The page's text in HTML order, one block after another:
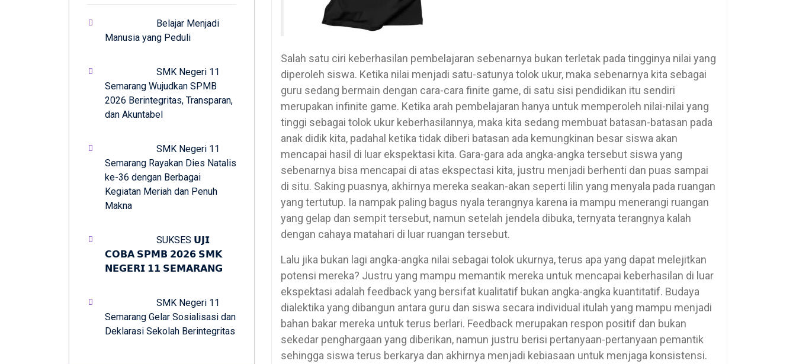
Salah satu ciri keberhasilan pembelajaran sebenarnya bukan terletak pada tingginya nilai yang
diperoleh siswa. Ketika nilai menjadi satu-satunya tolok ukur, maka sebenarnya kita sebagai
guru sedang bermain dengan cara-cara finite game, di satu sisi pendidikan itu sendiri
merupakan infinite game. Ketika arah pembelajaran hanya untuk memperoleh nilai-nilai yang
tinggi sebagai tolok ukur keberhasilannya, maka kita sedang membuat batasan-batasan pada
anak didik kita, padahal ketika tidak diberi batasan ada kemungkinan besar siswa akan
mencapai hasil di luar ekspektasi kita. Gara-gara ada angka-angka tersebut siswa yang
sebenarnya bisa mencapai di atas ekspectasi kita, justru menjadi berhenti dan puas sampai
di situ. Saking puasnya, akhirnya mereka seakan-akan seperti lilin yang menyala pada ruangan
yang tertutup. Ia nampak paling bagus nyala terangnya karena ia mampu menerangi ruangan
yang gelap dan sempit tersebut, namun setelah jendela dibuka, ternyata terangnya kalah
dengan cahaya matahari di luar ruangan tersebut.
Lalu jika bukan lagi angka-angka nilai sebagai tolok ukurnya, terus apa yang dapat melejitkan
potensi mereka? Justru yang mampu memantik mereka untuk mencapai keberhasilan di luar
ekspektasi adalah feedback yang bersifat kualitatif bukan angka-angka kuantitatif. Budaya
dialektika yang dibangun antara guru dan siswa secara individual itulah yang mampu menjadi
bahan bakar mereka untuk terus berlari. Feedback merupakan respon positif dan bukan
sekedar penghargaan yang diberikan, namun justru berisi pertanyaan-pertanyaan pemantik
sehingga siswa terus berkarya dan akhirnya menjadi kebiasaan untuk menjaga konsistensi.
Belajar Menjadi
Manusia yang Peduli
SMK Negeri 11
Semarang Wujudkan SPMB
2026 Berintegritas, Transparan,
dan Akuntabel
SMK Negeri 11
Semarang Rayakan Dies Natalis
ke-36 dengan Berbagai
Kegiatan Meriah dan Penuh
Makna
SUKSES 𝗨𝗝𝗜
𝗖𝗢𝗕𝗔 𝗦𝗣𝗠𝗕 𝟮𝟬𝟮𝟲 𝗦𝗠𝗞
𝗡𝗘𝗚𝗘𝗥𝗜 𝟭𝟭 𝗦𝗘𝗠𝗔𝗥𝗔𝗡𝗚
SMK Negeri 11
Semarang Gelar Sosialisasi dan
Deklarasi Sekolah Berintegritas